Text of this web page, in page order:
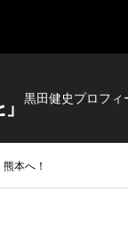
黒田健史プロフィ
熊本へ！